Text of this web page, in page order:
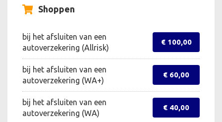
Shoppen
bij het afsluiten van een
autoverzekering (Allrisk)
€ 100,00
bij het afsluiten van een
autoverzekering (WA+)
€ 60,00
bij het afsluiten van een
autoverzekering (WA)
€ 40,00